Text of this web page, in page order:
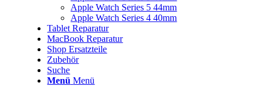
Apple Watch Series 5 44mm
Apple Watch Series 4 40mm
Tablet Reparatur
MacBook Reparatur
Shop Ersatzteile
Zubehör
Suche
Menü Menü